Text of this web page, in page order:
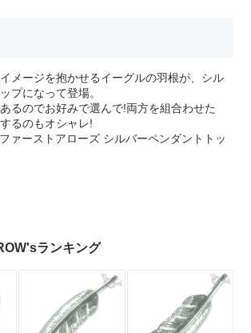
メージを抱かせるイーグルの羽根が、シル
プになって登場。
るのでお好みで選んで!両方を組合わせた
るのもオシャレ!
ァーストアローズ シルバーペンダントトッ
ランキング